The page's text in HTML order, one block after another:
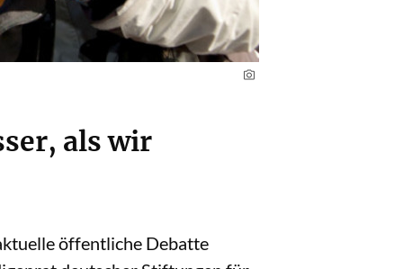
als wir
öffentliche Debatte